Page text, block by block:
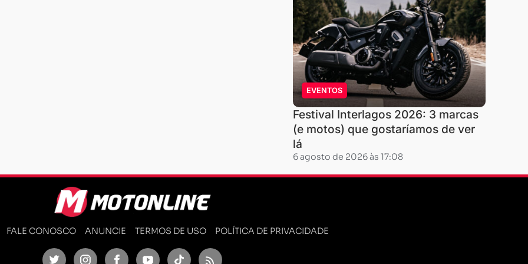
EVENTOS
Festival Interlagos 2026: 3 marcas
(e motos) que gostaríamos de ver
lá
6 agosto de 2026 às 17:08
FALE CONOSCO ANUNCIE TERMOS DE USO POLÍTICA DE PRIVACIDADE
Twitter InstagramFacebookYoutubeTikTok Feed